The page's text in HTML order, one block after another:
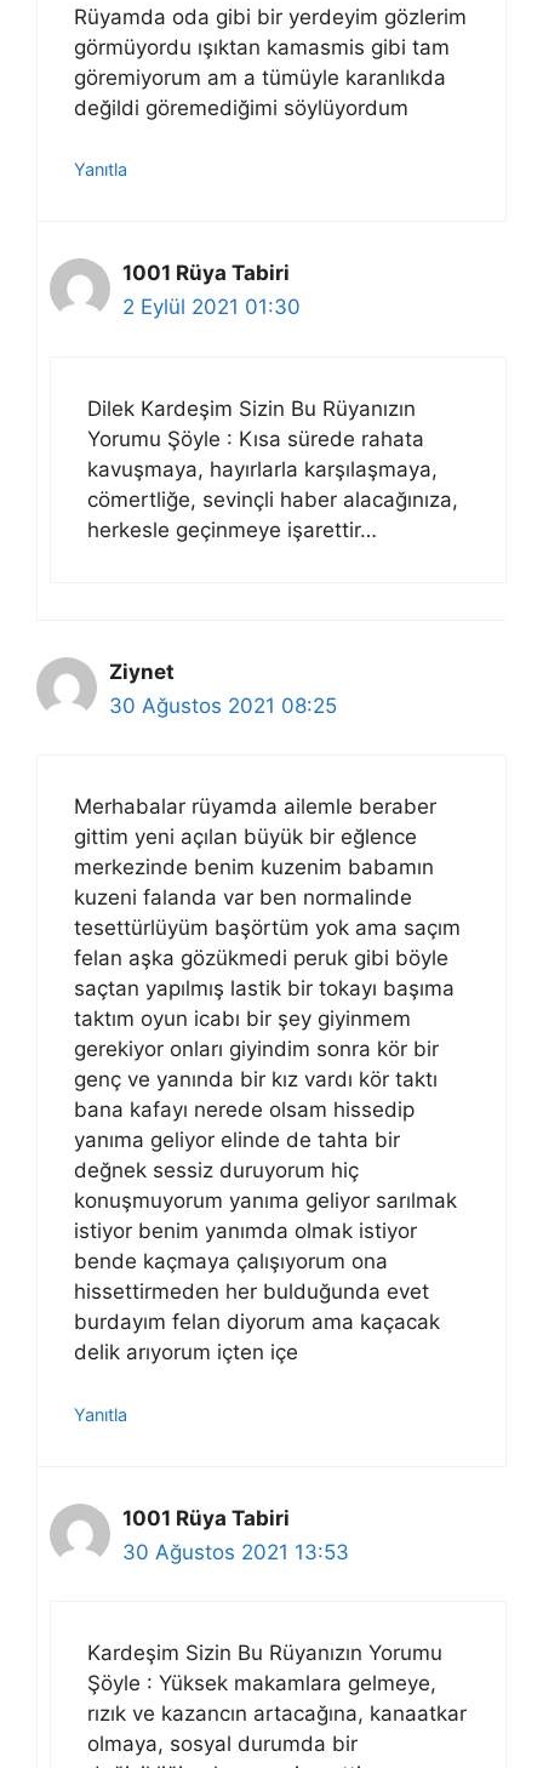
Rüyamda oda gibi bir yerdeyim gözlerim
görmüyordu ışıktan kamasmis gibi tam
göremiyorum am a tümüyle karanlıkda
değildi göremediğimi söylüyordum
Yanıtla
1001 Rüya Tabiri
2 Eylül 2021 01:30
Dilek Kardeşim Sizin Bu Rüyanızın
Yorumu Şöyle : Kısa sürede rahata
kavuşmaya, hayırlarla karşılaşmaya,
cömertliğe, sevinçli haber alacağınıza,
herkesle geçinmeye işarettir…
Ziynet
30 Ağustos 2021 08:25
Merhabalar rüyamda ailemle beraber
gittim yeni açılan büyük bir eğlence
merkezinde benim kuzenim babamın
kuzeni falanda var ben normalinde
tesettürlüyüm başörtüm yok ama saçım
felan aşka gözükmedi peruk gibi böyle
saçtan yapılmış lastik bir tokayı başıma
taktım oyun icabı bir şey giyinmem
gerekiyor onları giyindim sonra kör bir
genç ve yanında bir kız vardı kör taktı
bana kafayı nerede olsam hissedip
yanıma geliyor elinde de tahta bir
değnek sessiz duruyorum hiç
konuşmuyorum yanıma geliyor sarılmak
istiyor benim yanımda olmak istiyor
bende kaçmaya çalışıyorum ona
hissettirmeden her bulduğunda evet
burdayım felan diyorum ama kaçacak
delik arıyorum içten içe
Yanıtla
1001 Rüya Tabiri
30 Ağustos 2021 13:53
Kardeşim Sizin Bu Rüyanızın Yorumu
Şöyle : Yüksek makamlara gelmeye,
rızık ve kazancın artacağına, kanaatkar
olmaya, sosyal durumda bir